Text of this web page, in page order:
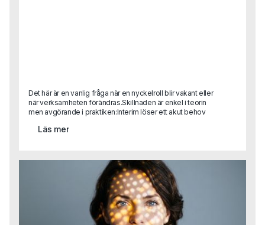
Det här är en vanlig fråga när en nyckelroll blir vakant eller
när verksamheten förändras.Skillnaden är enkel i teorin
men avgörande i praktiken:Interim löser ett akut behov
bygger för framtiden.Det handlar inte om vilket som är
Läs mer